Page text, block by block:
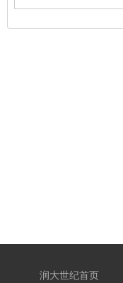
碳
润大世纪首页